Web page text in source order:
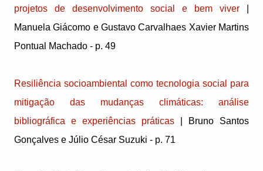
projetos de desenvolvimento social e bem viver
Manuela Giácomo e Gustavo Carvalhaes Xavier Martins
Pontual Machado - p. 49
Resiliência socioambiental como tecnologia social para
mitigação das mudanças climáticas: análise
bibliográfica e experiências práticas | Bruno Santos
Gonçalves e Júlio César Suzuki - p. 71